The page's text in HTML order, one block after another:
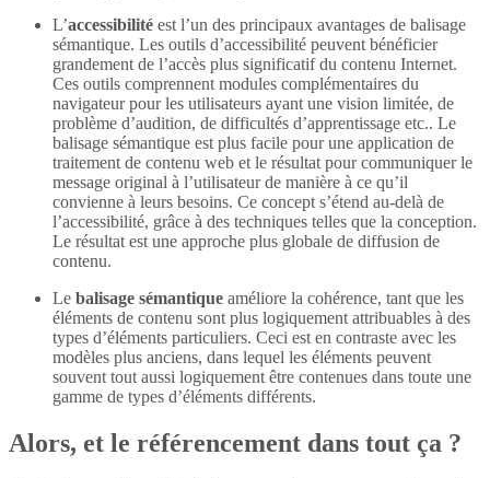
L’accessibilité est l’un des principaux avantages de balisage
sémantique. Les outils d’accessibilité peuvent bénéficier
grandement de l’accès plus significatif du contenu Internet.
Ces outils comprennent modules complémentaires du
navigateur pour les utilisateurs ayant une vision limitée, de
problème d’audition, de difficultés d’apprentissage etc.. Le
balisage sémantique est plus facile pour une application de
traitement de contenu web et le résultat pour communiquer le
message original à l’utilisateur de manière à ce qu’il
convienne à leurs besoins. Ce concept s’étend au-delà de
l’accessibilité, grâce à des techniques telles que la conception.
Le résultat est une approche plus globale de diffusion de
contenu.
Le balisage sémantique améliore la cohérence, tant que les
éléments de contenu sont plus logiquement attribuables à des
types d’éléments particuliers. Ceci est en contraste avec les
modèles plus anciens, dans lequel les éléments peuvent
souvent tout aussi logiquement être contenues dans toute une
gamme de types d’éléments différents.
Alors, et le référencement dans tout ça ?